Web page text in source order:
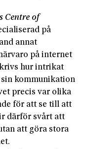
Centre of
på
annat
på internet
hur intrikat
sin kommunikation
precis var olika
för att se till att
därför svårt att
att göra stora